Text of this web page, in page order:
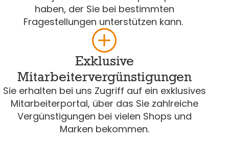
haben, der Sie bei bestimmten
Fragestellungen unterstützen kann.
Exklusive
Mitarbeitervergünstigungen
Sie erhalten bei uns Zugriff auf ein exklusives
Mitarbeiterportal, über das Sie zahlreiche
Vergünstigungen bei vielen Shops und
Marken bekommen.